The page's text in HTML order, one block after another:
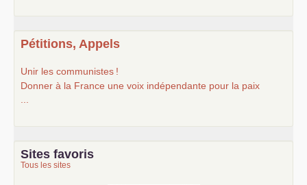
Pétitions, Appels
Unir les communistes !
Donner à la France une voix indépendante pour la paix
Sites favoris
Tous les sites